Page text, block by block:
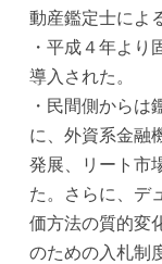
動産鑑定士によ
・平成４年よ
導入された。
・民間側から
に、外資系金融
発展、リート市
た。さらに、デ
価方法の質的変
のための入札制